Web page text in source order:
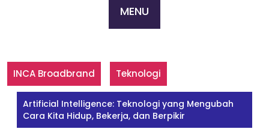
MENU
INCA Broadbrand Teknologi
Artificial Intelligence: Teknologi yang Mengubah
Cara Kita Hidup, Bekerja, dan Berpikir